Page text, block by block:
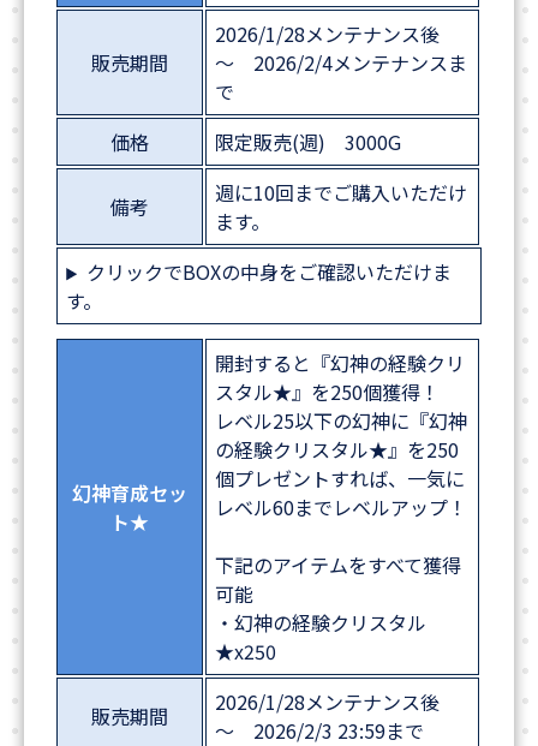
販売期間
2026/1/28メンテナンス後
～ 2026/2/4メンテナンスま
で
価格
限定販売(週) 3000G
備考
週に10回までご購入いただけ
ます。
クリックでBOXの中身をご確認いただけま
す。
幻神育成セッ
ト★
開封すると『幻神の経験クリ
スタル★』を250個獲得！
レベル25以下の幻神に『幻神
の経験クリスタル★』を250
個プレゼントすれば、一気に
レベル60までレベルアップ！
下記のアイテムをすべて獲得
可能
・幻神の経験クリスタル
★x250
販売期間
2026/1/28メンテナンス後
～ 2026/2/3 23:59まで